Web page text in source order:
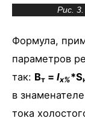
Рис.
Формула,
параметров
так: Вт = Iх%*S
в
тока